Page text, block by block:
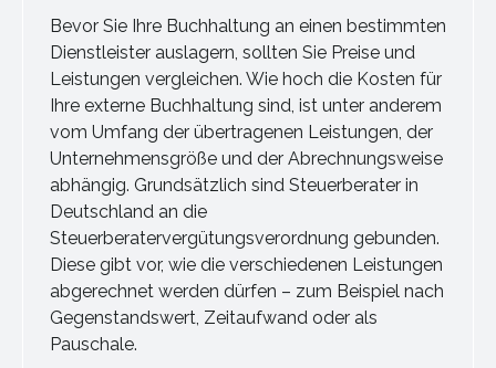
Bevor Sie Ihre Buchhaltung an einen bestimmten
Dienstleister auslagern, sollten Sie Preise und
Leistungen vergleichen. Wie hoch die Kosten für
Ihre externe Buchhaltung sind, ist unter anderem
vom Umfang der übertragenen Leistungen, der
Unternehmensgröße und der Abrechnungsweise
abhängig. Grundsätzlich sind Steuerberater in
Deutschland an die
Steuerberatervergütungsverordnung gebunden.
Diese gibt vor, wie die verschiedenen Leistungen
abgerechnet werden dürfen – zum Beispiel nach
Gegenstandswert, Zeitaufwand oder als
Pauschale.